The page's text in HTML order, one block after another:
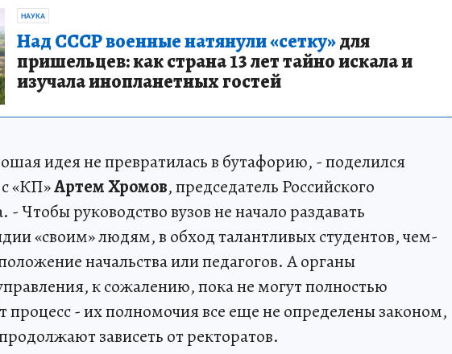
НАУКА
Над СССР военные натянули «сетку»для
пришельцев: как страна 13 лет тайно искала и
изучала инопланетных гостей
идея не превратилась в бутафорию, - поделился
«КП»Артем Хромов, председатель Российского
- Чтобы руководство вузов не начало раздавать
«своим» людям, в обход талантливых студентов, чем-
начальства или педагогов. А органы
к сожалению, пока не могут полностью
процесс - их полномочия все еще не определены законом,
зависеть от ректоратов.